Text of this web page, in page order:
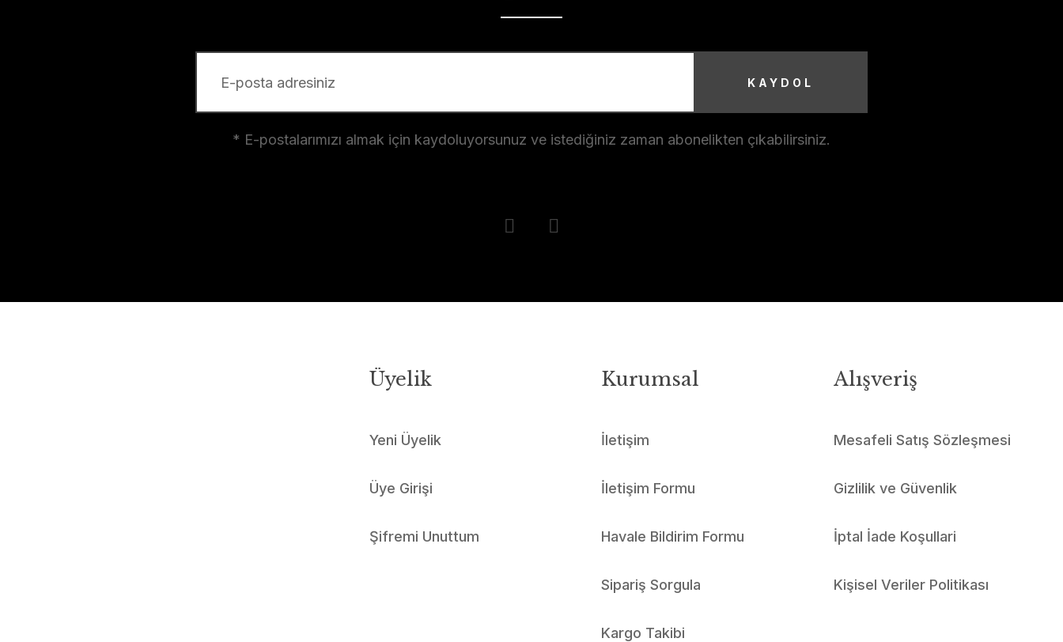
KAYDOL
* E-postalarımızı almak için kaydoluyorsunuz ve istediğiniz zaman abonelikten çıkabilirsiniz.
Üyelik
Yeni Üyelik
Üye Girişi
Şifremi Unuttum
Kurumsal
İletişim
İletişim Formu
Havale Bildirim Formu
Sipariş Sorgula
Kargo Takibi
Alışveriş
Mesafeli Satış Sözleşmesi
Gizlilik ve Güvenlik
İptal İade Koşullari
Kişisel Veriler Politikası